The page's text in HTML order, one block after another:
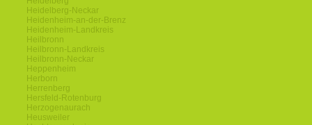
Heidelberg-Neckar
Heidenheim-an-der-Brenz
Heidenheim-Landkreis
Heilbronn
Heilbronn-Landkreis
Heilbronn-Neckar
Heppenheim
Herborn
Herrenberg
Hersfeld-Rotenburg
Herzogenaurach
Heusweiler